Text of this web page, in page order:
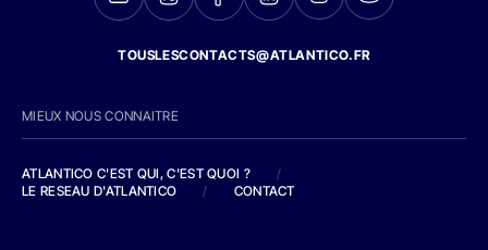
TOUSLESCONTACTS@ATLANTICO.FR
MIEUX NOUS CONNAITRE
ATLANTICO C'EST QUI, C'EST QUOI ?
/
LE RESEAU D'ATLANTICO
/ CONTACT